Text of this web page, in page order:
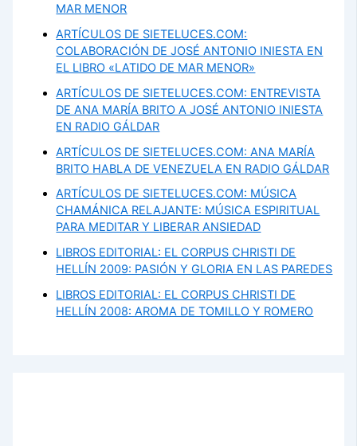
MAR MENOR
ARTÍCULOS DE SIETELUCES.COM:
COLABORACIÓN DE JOSÉ ANTONIO INIESTA EN
EL LIBRO «LATIDO DE MAR MENOR»
ARTÍCULOS DE SIETELUCES.COM: ENTREVISTA
DE ANA MARÍA BRITO A JOSÉ ANTONIO INIESTA
EN RADIO GÁLDAR
ARTÍCULOS DE SIETELUCES.COM: ANA MARÍA
BRITO HABLA DE VENEZUELA EN RADIO GÁLDAR
ARTÍCULOS DE SIETELUCES.COM: MÚSICA
CHAMÁNICA RELAJANTE: MÚSICA ESPIRITUAL
PARA MEDITAR Y LIBERAR ANSIEDAD
LIBROS EDITORIAL: EL CORPUS CHRISTI DE
HELLÍN 2009: PASIÓN Y GLORIA EN LAS PAREDES
LIBROS EDITORIAL: EL CORPUS CHRISTI DE
HELLÍN 2008: AROMA DE TOMILLO Y ROMERO